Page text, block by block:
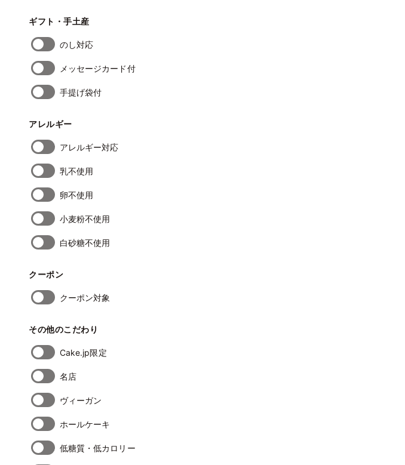
ギフト・手土産
のし対応
メッセージカード付
手提げ袋付
アレルギー
アレルギー対応
乳不使用
卵不使用
小麦粉不使用
白砂糖不使用
クーポン
クーポン対象
その他のこだわり
Cake.jp限定
名店
ヴィーガン
ホールケーキ
低糖質・低カロリー